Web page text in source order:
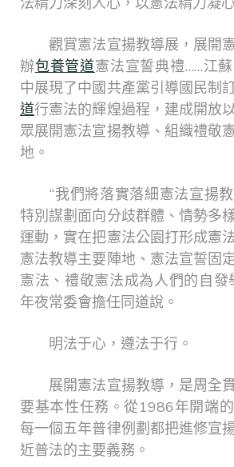
觀賞憲法宣揚教導展，展開
辦包養管道憲法宣誓典禮……江
中展現了中國共產黨引導國民制
道行憲法的輝煌過程，建成開放
眾展開憲法宣揚教導、組織禮敬
地。
“我們將落實落細憲法宣揚教
特別謀劃面向分歧群體、情勢多
運動，實在把憲法公園打形成憲
憲法教導主要陣地、憲法宣誓固
憲法、禮敬憲法成為人們的自發
年夜常委會擔任同道說。
明法于心，遵法于行。
展開憲法宣揚教導，是周全
要基本性任務。從1986年開端
每一個五年普律例劃都把進修宣
近普法的主要義務。